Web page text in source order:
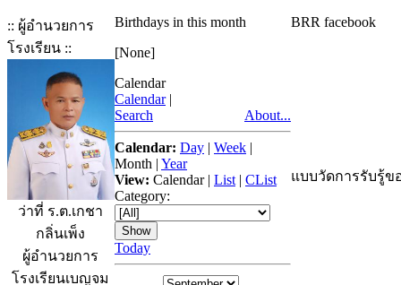
:: ผู้อำนวยการ
โรงเรียน ::
ว่าที่ ร.ต.เกชา
กลิ่นเพ็ง
ผู้อำนวยการ
โรงเรียนเบญจม
Birthdays in this month
[None]
Calendar
Calendar |
Search
About...
Calendar: Day | Week |
Month | Year
View: Calendar| List | CList
Category:
Today
BRR facebook
แบบวัดการรับรู้ข